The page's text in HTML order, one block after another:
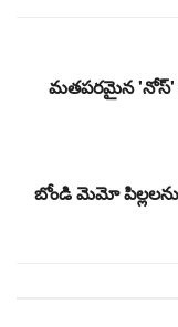
మతపరమైన 'నోస్'
బోండి మెమో పిల్లలను